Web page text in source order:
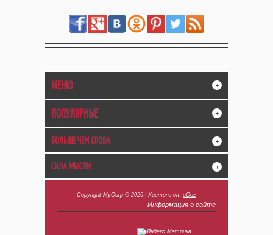
МЕНЮ +
ПОПУЛЯРНЫЕ +
БОЛЬШЕ ЧЕМ СЛОВА +
СИЛА МЫСЛИ +
Copyright MyCorp © 2026 Хостинг от uCoz
Информация о сайте